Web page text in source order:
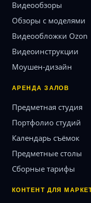
Видеообзоры
Обзоры с моделями
Видеообложки Ozon
Видеоинструкции
Моушен-дизайн
АРЕНДА ЗАЛОВ
Предметная студия
Портфолио студий
Календарь съёмок
Предметные столы
Сборные тарифы
КОНТЕНТ ДЛЯ